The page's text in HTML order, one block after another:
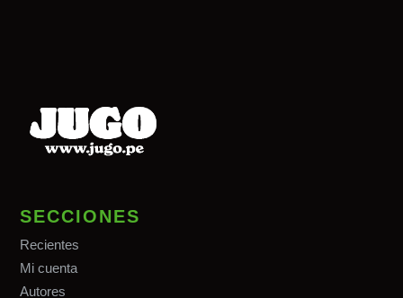
SECCIONES
Recientes
Mi cuenta
Autores